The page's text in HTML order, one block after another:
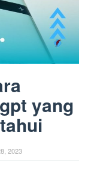
yang
2023